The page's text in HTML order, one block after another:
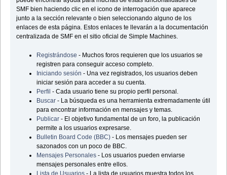
SMF bien haciendo clic en el icono de interrogación que aparece
junto a la sección relevante o bien seleccionando alguno de los
enlaces de esta página. Estos enlaces te llevarán a la documentación
centralizada de SMF en el sitio oficial de Simple Machines.
Registrándose - Muchos foros requieren que los usuarios se
registren para conseguir acceso completo.
Iniciando sesión - Una vez registrados, los usuarios deben
iniciar sesión para acceder a su cuenta.
Perfil - Cada usuario tiene su propio perfil personal.
Buscar - La búsqueda es una herramienta extremadamente útil
para encontrar información en mensajes y temas.
Publicar - El objetivo fundamental de un foro, la publicación
permite a los usuarios expresarse.
Bulletin Board Code (BBC)- Los mensajes pueden ser
sazonados con un poco de BBC.
Mensajes Personales - Los usuarios pueden enviarse
mensajes personales entre ellos.
Lista de Usuarios - La lista de usuarios muestra todos los